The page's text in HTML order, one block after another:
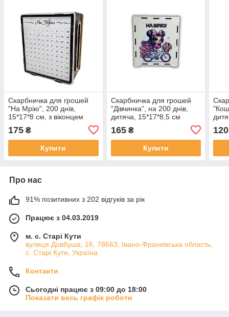
Скарбничка для грошей
"На Мрію", 200 днів,
15*17*8 см, з віконцем
175 ₴
Купити
Скарбничка для грошей
"Дівчинка", на 200 днів,
дитяча, 15*17*8,5 см
165₴
Купити
120
Про нас
91% позитивних з 202 відгуків за рік
Працює з 04.03.2019
м. с. Старі Кути
вулиця Довбуша, 16, 78663, Івано-Франківська область,
с. Старі Кути, Україна
Контакти
Сьогодні працює з 09:00 до 18:00
Показати весь графік роботи